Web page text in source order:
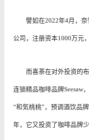
譬如在2022年4月，
公司，注册资本1000万元
而喜茶在对外投资的
连锁精品咖啡品牌Seesaw
“和気桃桃”，预调酒饮品
年，它又投资了咖啡品牌少